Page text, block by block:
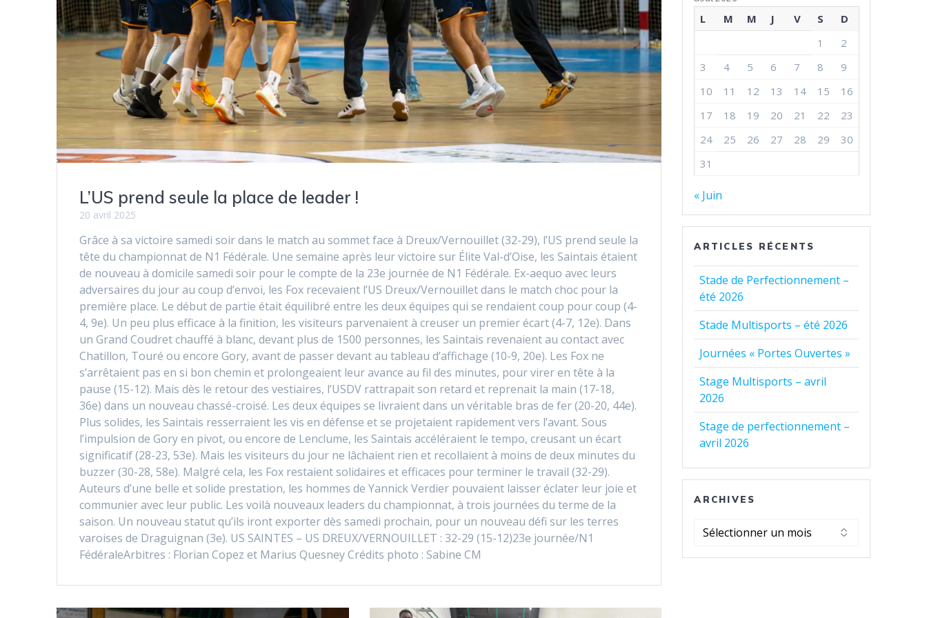
L’US prend seule la place de leader !
20 avril 2025
Grâce à sa victoire samedi soir dans le match au sommet face à Dreux/Vernouillet (32-29), l’US prend seule la
tête du championnat de N1 Fédérale. Une semaine après leur victoire sur Élite Val-d’Oise, les Saintais étaient
de nouveau à domicile samedi soir pour le compte de la 23e journée de N1 Fédérale. Ex-aequo avec leurs
adversaires du jour au coup d’envoi, les Fox recevaient l’US Dreux/Vernouillet dans le match choc pour la
première place. Le début de partie était équilibré entre les deux équipes qui se rendaient coup pour coup (4-
4, 9e). Un peu plus efficace à la finition, les visiteurs parvenaient à creuser un premier écart (4-7, 12e). Dans
un Grand Coudret chauffé à blanc, devant plus de 1500 personnes, les Saintais revenaient au contact avec
Chatillon, Touré ou encore Gory, avant de passer devant au tableau d’affichage (10-9, 20e). Les Fox ne
s’arrêtaient pas en si bon chemin et prolongeaient leur avance au fil des minutes, pour virer en tête à la
pause (15-12). Mais dès le retour des vestiaires, l’USDV rattrapait son retard et reprenait la main (17-18,
36e) dans un nouveau chassé-croisé. Les deux équipes se livraient dans un véritable bras de fer (20-20, 44e).
Plus solides, les Saintais resserraient les vis en défense et se projetaient rapidement vers l’avant. Sous
l’impulsion de Gory en pivot, ou encore de Lenclume, les Saintais accéléraient le tempo, creusant un écart
significatif (28-23, 53e). Mais les visiteurs du jour ne lâchaient rien et recollaient à moins de deux minutes du
buzzer (30-28, 58e). Malgré cela, les Fox restaient solidaires et efficaces pour terminer le travail (32-29).
Auteurs d’une belle et solide prestation, les hommes de Yannick Verdier pouvaient laisser éclater leur joie et
communier avec leur public. Les voilà nouveaux leaders du championnat, à trois journées du terme de la
saison. Un nouveau statut qu’ils iront exporter dès samedi prochain, pour un nouveau défi sur les terres
varoises de Draguignan (3e). US SAINTES – US DREUX/VERNOUILLET : 32-29 (15-12)23e journée/N1
FédéraleArbitres : Florian Copez et Marius Quesney Crédits photo : Sabine CM
L M M J V S
D
1
2
3
4 5 6 7 8
9
10
11 12 13 14 15
16
17
18 19 20 21 22
23
24
25 26 27 28 29
30
31
« Juin
ARTICLES RÉCENTS
Stade de Perfectionnement –
été 2026
Stade Multisports – été 2026
Journées « Portes Ouvertes »
Stage Multisports – avril
2026
Stage de perfectionnement –
avril 2026
ARCHIVES
Archives